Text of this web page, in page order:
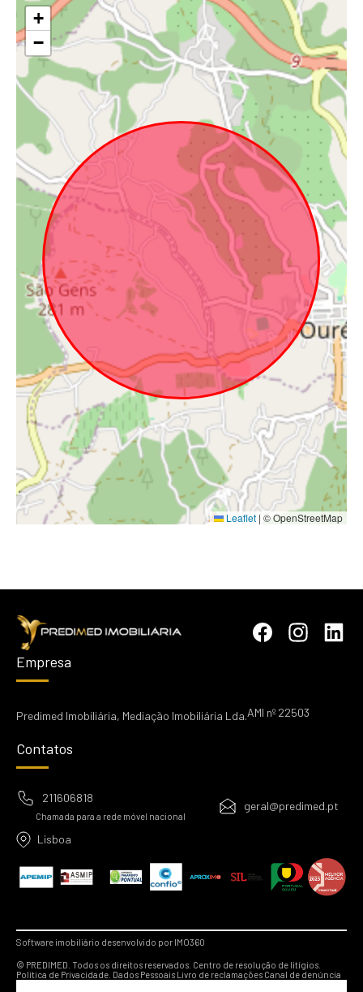
+
−
Leaflet | © OpenStreetMap
Empresa
Predimed Imobiliária, Mediação Imobiliária Lda.AMI nº 22503
Contatos
211606818
Chamada para a rede móvel nacional
geral@predimed.pt
Lisboa
Software imobiliário desenvolvido por IMO360
© PREDIMED. Todos os direitos reservados. Centro de resolução de litígios.
Política de Privacidade. Dados PessoaisLivro de reclamações Canal de denúncia